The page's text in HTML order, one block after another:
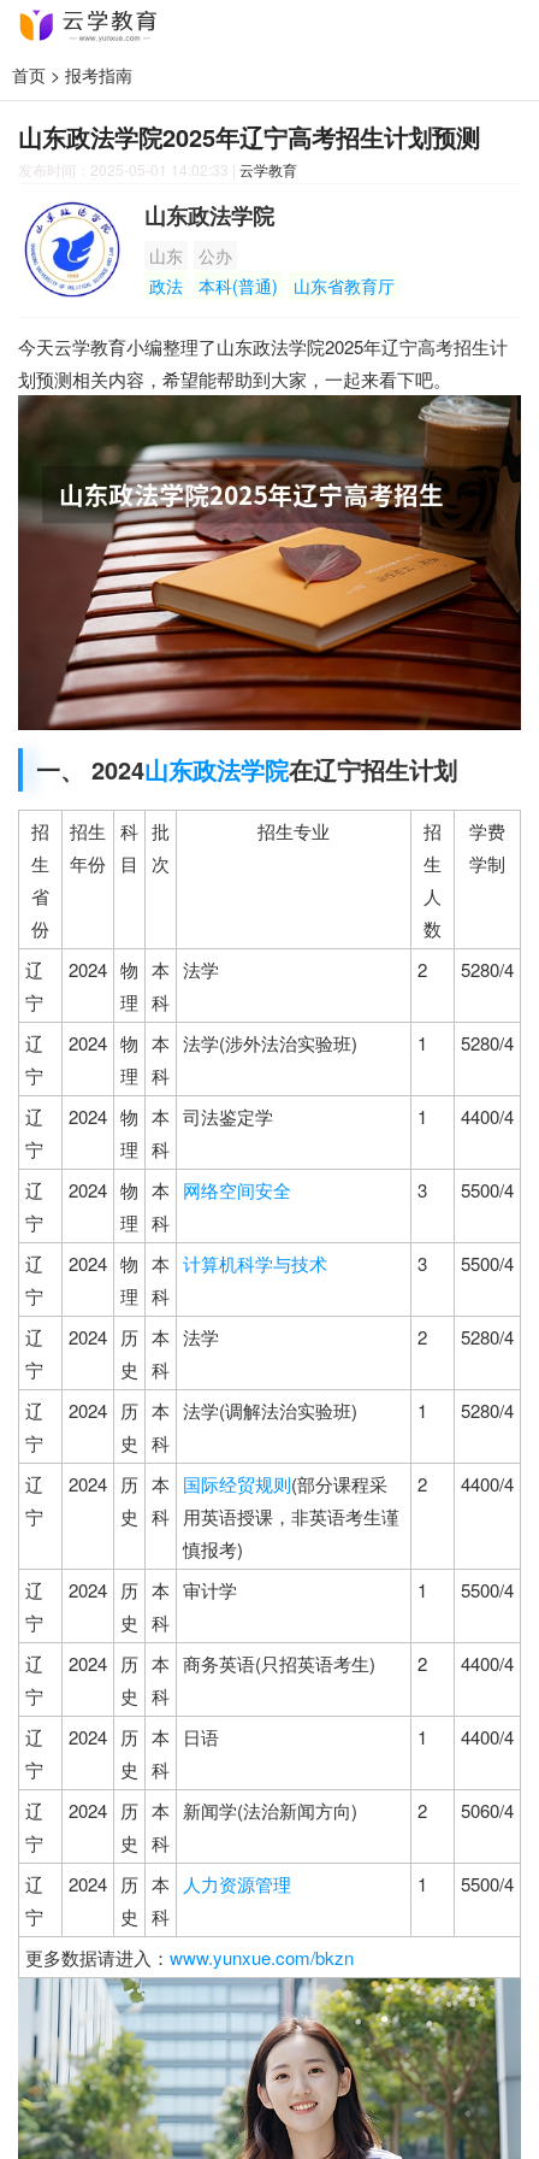
首页 > 报考指南
山东政法学院2025年辽宁高考招生计划预测
发布时间：2025-05-01 14:02:33 | 云学教育
山东政法学院
山东
公办
政法
本科(普通) 山东省教育厅
今天云学教育小编整理了山东政法学院2025年辽宁高考招生计
划预测相关内容，希望能帮助到大家，一起来看下吧。
一、 2024山东政法学院在辽宁招生计划
招
生
省
份
招生
年份
科
目
批
次
招生专业
招
生
人
数
学费
学制
辽
宁
2024 物
理
本
科
法学 2 5280/4
辽
宁
2024 物
理
本
科
法学(涉外法治实验班) 1 5280/4
辽
宁
2024 物
理
本
科
司法鉴定学 1 4400/4
辽
宁
2024 物
理
本
科
网络空间安全 3 5500/4
辽
宁
2024 物
理
本
科
计算机科学与技术 3 5500/4
辽
宁
2024 历
史
本
科
法学 2 5280/4
辽
宁
2024 历
史
本
科
法学(调解法治实验班) 1 5280/4
辽
宁
2024 历
史
本
科
国际经贸规则(部分课程采
用英语授课，非英语考生谨
慎报考)
2 4400/4
辽
宁
2024 历
史
本
科
审计学 1 5500/4
辽
宁
2024 历
史
本
科
商务英语(只招英语考生) 2 4400/4
辽
宁
2024 历
史
本
科
日语 1 4400/4
辽
宁
2024 历
史
本
科
新闻学(法治新闻方向) 2 5060/4
辽
宁
2024 历
史
本
科
人力资源管理 1 5500/4
更多数据请进入： www.yunxue.com/bkzn